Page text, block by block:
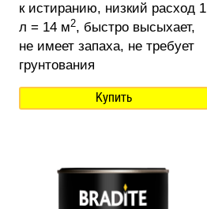
к истиранию, низкий расход 1
л = 14 м2, быстро высыхает,
не имеет запаха, не требует
грунтования
Купить